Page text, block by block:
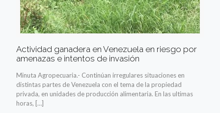
Actividad ganadera en Venezuela en riesgo por
amenazas e intentos de invasión
Minuta Agropecuaria.- Continúan irregulares situaciones en
distintas partes de Venezuela con el tema de la propiedad
privada, en unidades de producción alimentaria. En las ultimas
horas, […]